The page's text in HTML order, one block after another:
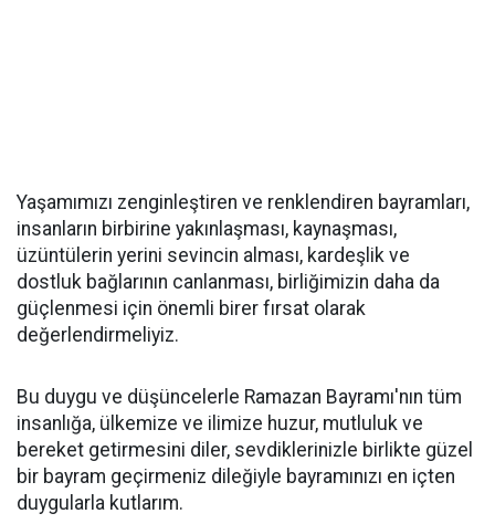
Yaşamımızı zenginleştiren ve renklendiren bayramları,
insanların birbirine yakınlaşması, kaynaşması,
üzüntülerin yerini sevincin alması, kardeşlik ve
dostluk bağlarının canlanması, birliğimizin daha da
güçlenmesi için önemli birer fırsat olarak
değerlendirmeliyiz.
Bu duygu ve düşüncelerle Ramazan Bayramı'nın tüm
insanlığa, ülkemize ve ilimize huzur, mutluluk ve
bereket getirmesini diler, sevdiklerinizle birlikte güzel
bir bayram geçirmeniz dileğiyle bayramınızı en içten
duygularla kutlarım.